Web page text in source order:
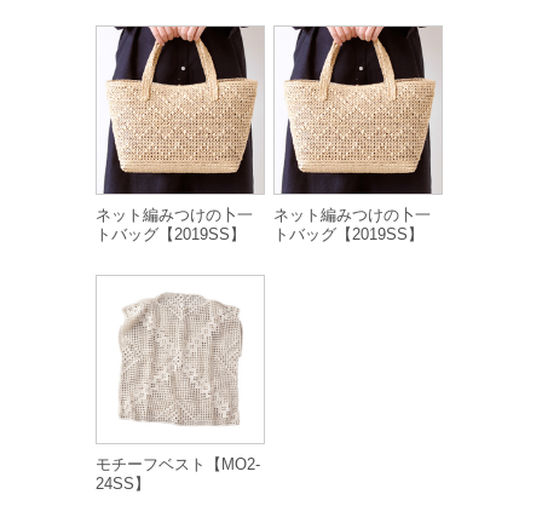
ネット編みつけの卜一
トバッグ【2019SS】
ネット編みつけの卜一
トバッグ【2019SS】
モチーフベスト【MO2-
24SS】